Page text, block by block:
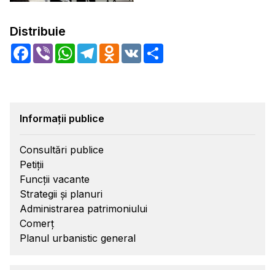
Distribuie
Facebook
Viber WhatsApp
TelegramOdnoklassniki
VK
Informații publice
Consultări publice
Petiții
Funcții vacante
Strategii și planuri
Administrarea patrimoniului
Comerț
Planul urbanistic general